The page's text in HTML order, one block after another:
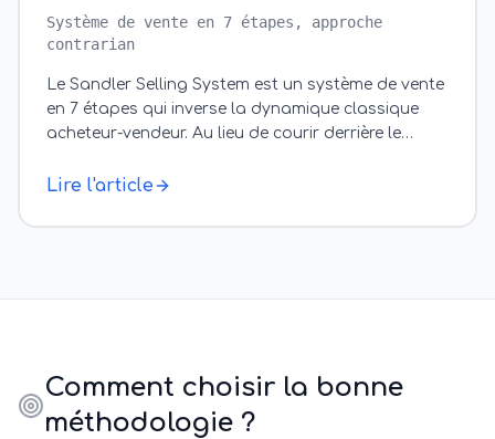
Système de vente en 7 étapes, approche
contrarian
Le Sandler Selling System est un système de vente
en 7 étapes qui inverse la dynamique classique
acheteur-vendeur. Au lieu de courir derrière le
Lire l'article
Comment choisir la bonne
méthodologie ?